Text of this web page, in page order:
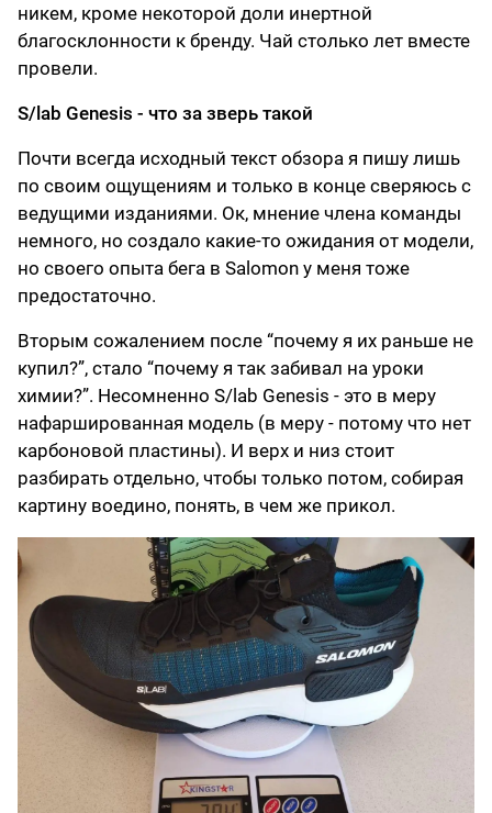
никем, кроме некоторой доли инертной
благосклонности к бренду. Чай столько лет вместе
провели.
S/lab Genesis - что за зверь такой
Почти всегда исходный текст обзора я пишу лишь
по своим ощущениям и только в конце сверяюсь с
ведущими изданиями. Ок, мнение члена команды
немного, но создало какие-то ожидания от модели,
но своего опыта бега в Salomon у меня тоже
предостаточно.
Вторым сожалением после “почему я их раньше не
купил?”, стало “почему я так забивал на уроки
химии?”. Несомненно S/lab Genesis - это в меру
нафаршированная модель (в меру - потому что нет
карбоновой пластины). И верх и низ стоит
разбирать отдельно, чтобы только потом, собирая
картину воедино, понять, в чем же прикол.